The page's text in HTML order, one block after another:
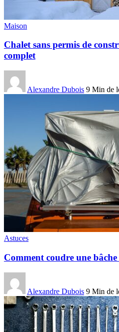
Maison
Chalet sans permis de
complet
Alexandre Dubois 9 Min de
Astuces
Comment coudre une
Alexandre Dubois 9 Min de